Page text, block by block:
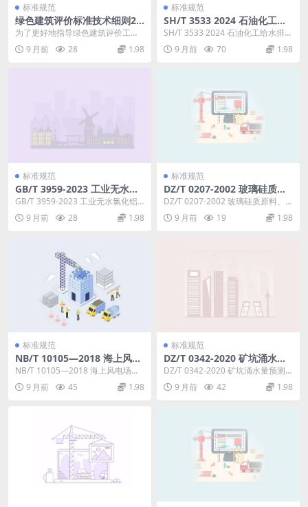
标准规范
绿色建筑评价标准技术细则20
24
为了更好地指导绿色建筑评价工
作，在国家标准《绿色建筑评价标
准》GB/T 5037...
9 月前 28 1.98
标准规范
SH/T 3533 2024 石油化工给
水排水管道工程施工及验收规
SH/T 3533 2024 石油化工给水排水
管道工程施工及验收规范 代替SH
3... 9 月前 70 1.98
标准规范
GB/T 3959-2023 工业无水氯
化铝（代替GB/T3959一200
8）
GB/T 3959-2023 工业无水氯化铝
本文件按照GB/T1.1一2020...
9 月前 28 1.98
标准规范
DZ/T 0207-2002 玻璃硅质原
料、饰面石材、石膏、温石
棉、硅灰石、滑石、石墨矿产
地质勘查规范
DZ/T 0207-2002 玻璃硅质原料、
饰面石材、石膏、温石棉、硅灰
石、滑石...
9 月前 19 1.98
标准规范
NB/T 10105—2018 海上风电
场工程风电机组基础设计规范
NB/T 10105—2018 海上风电场工
程风电机组基础设计规范 根据《国
家能...9 月前 45 1.98
标准规范
DZ/T 0342-2020 矿坑涌水量
预测计算规程
DZ/T 0342-2020 矿坑涌水量预测
计算规程 矿坑涌水量预测计算规程
本...9 月前 42 1.98